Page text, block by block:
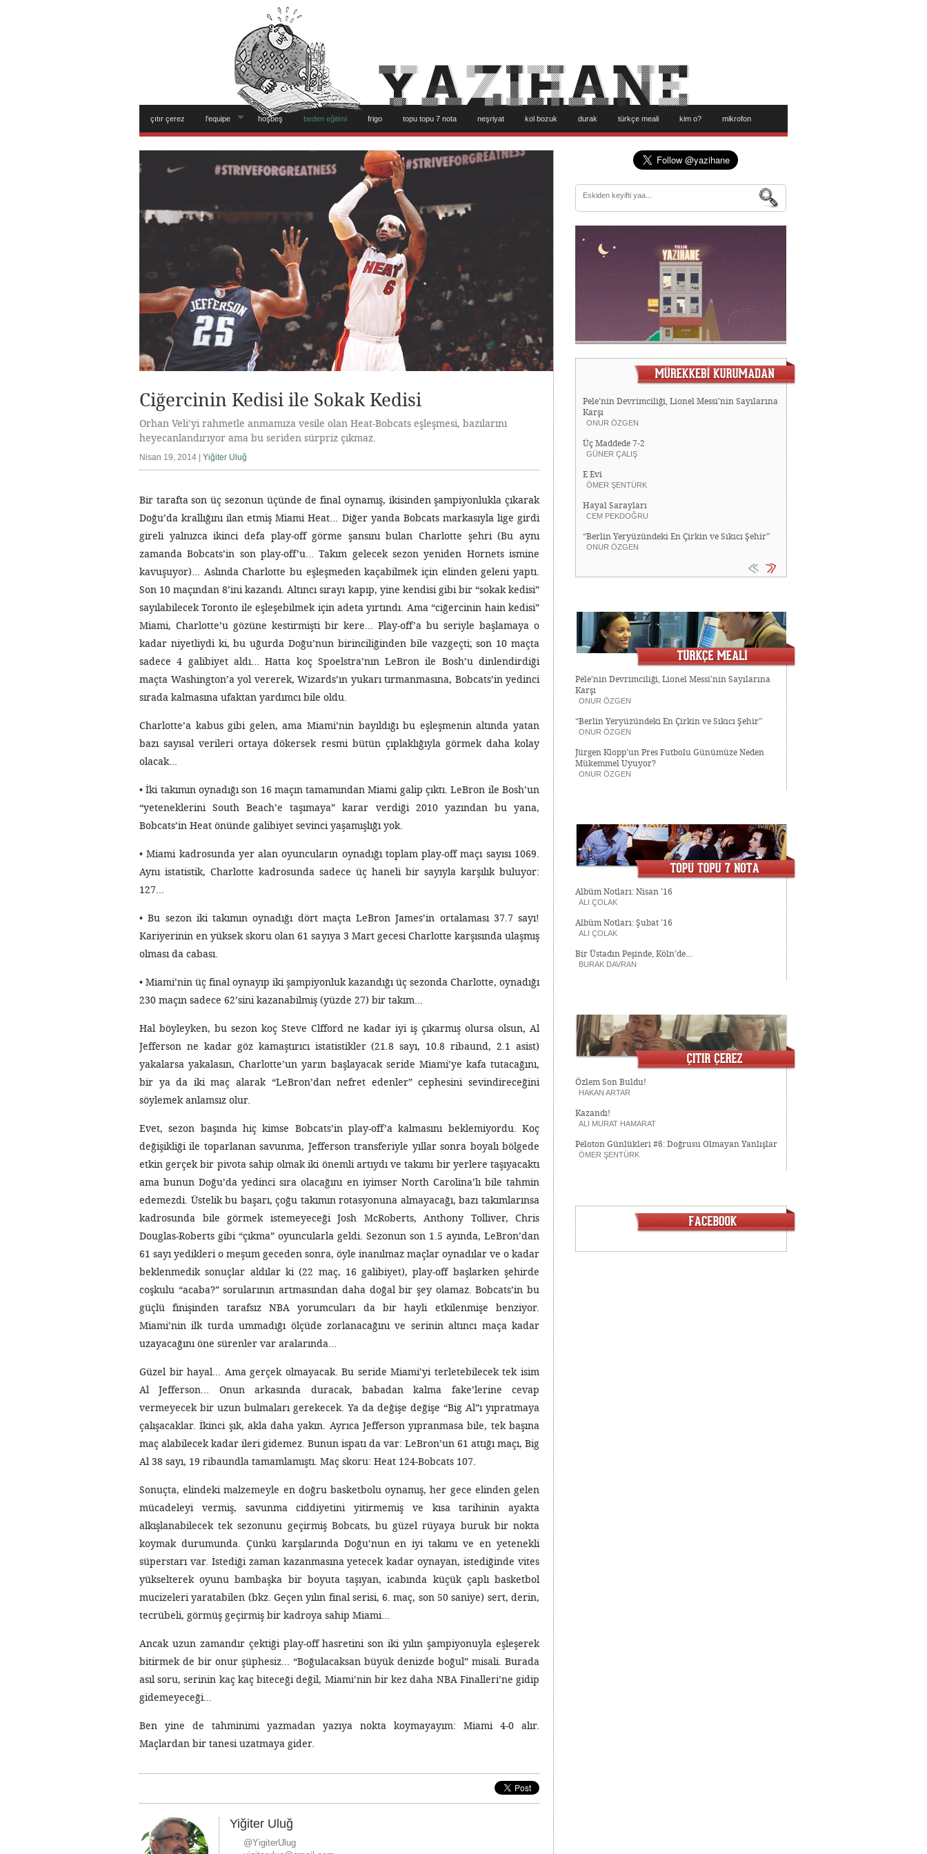
çıtır çerez l’equipe hoşbeş beden eğitimi frigo topu topu 7 nota neşriyat kol bozuk durak türkçe meali kim o? mikrofon
Ciğercinin Kedisi ile Sokak Kedisi
Orhan Veli’yi rahmetle anmamıza vesile olan Heat-Bobcats eşleşmesi, bazılarını
heyecanlandırıyor ama bu seriden sürpriz çıkmaz.
Nisan 19, 2014 | Yiğiter Uluğ
Bir tarafta son üç sezonun üçünde de final oynamış, ikisinden şampiyonlukla çıkarak
Doğu’da krallığını ilan etmiş Miami Heat… Diğer yanda Bobcats markasıyla lige girdi
gireli yalnızca ikinci defa play-off görme şansını bulan Charlotte şehri (Bu aynı
zamanda Bobcats’in son play-off’u… Takım gelecek sezon yeniden Hornets ismine
kavuşuyor)… Aslında Charlotte bu eşleşmeden kaçabilmek için elinden geleni yaptı.
Son 10 maçından 8’ini kazandı. Altıncı sırayı kapıp, yine kendisi gibi bir “sokak kedisi”
sayılabilecek Toronto ile eşleşebilmek için adeta yırtındı. Ama “ciğercinin hain kedisi”
Miami, Charlotte’u gözüne kestirmişti bir kere… Play-off’a bu seriyle başlamaya o
kadar niyetliydi ki, bu uğurda Doğu’nun birinciliğinden bile vazgeçti; son 10 maçta
sadece 4 galibiyet aldı… Hatta koç Spoelstra’nın LeBron ile Bosh’u dinlendirdiği
maçta Washington’a yol vererek, Wizards’ın yukarı tırmanmasına, Bobcats’in yedinci
sırada kalmasına ufaktan yardımcı bile oldu.
Charlotte’a kabus gibi gelen, ama Miami’nin bayıldığı bu eşleşmenin altında yatan
bazı sayısal verileri ortaya dökersek resmi bütün çıplaklığıyla görmek daha kolay
olacak…
• İki takımın oynadığı son 16 maçın tamamından Miami galip çıktı. LeBron ile Bosh’un
“yeteneklerini South Beach’e taşımaya” karar verdiği 2010 yazından bu yana,
Bobcats’in Heat önünde galibiyet sevinci yaşamışlığı yok.
• Miami kadrosunda yer alan oyuncuların oynadığı toplam play-off maçı sayısı 1069.
Aynı istatistik, Charlotte kadrosunda sadece üç haneli bir sayıyla karşılık buluyor:
127…
• Bu sezon iki takımın oynadığı dört maçta LeBron James’in ortalaması 37.7 sayı!
Kariyerinin en yüksek skoru olan 61 sayıya 3 Mart gecesi Charlotte karşısında ulaşmış
olması da cabası.
• Miami’nin üç final oynayıp iki şampiyonluk kazandığı üç sezonda Charlotte, oynadığı
230 maçın sadece 62’sini kazanabilmiş (yüzde 27) bir takım…
Hal böyleyken, bu sezon koç Steve Clfford ne kadar iyi iş çıkarmış olursa olsun, Al
Jefferson ne kadar göz kamaştırıcı istatistikler (21.8 sayı, 10.8 ribaund, 2.1 asist)
yakalarsa yakalasın, Charlotte’un yarın başlayacak seride Miami’ye kafa tutacağını,
bir ya da iki maç alarak “LeBron’dan nefret edenler” cephesini sevindireceğini
söylemek anlamsız olur.
Evet, sezon başında hiç kimse Bobcats’in play-off’a kalmasını beklemiyordu. Koç
değişikliği ile toparlanan savunma, Jefferson transferiyle yıllar sonra boyalı bölgede
etkin gerçek bir pivota sahip olmak iki önemli artıydı ve takımı bir yerlere taşıyacaktı
ama bunun Doğu’da yedinci sıra olacağını en iyimser North Carolina’lı bile tahmin
edemezdi. Üstelik bu başarı, çoğu takımın rotasyonuna almayacağı, bazı takımlarınsa
kadrosunda bile görmek istemeyeceği Josh McRoberts, Anthony Tolliver, Chris
Douglas-Roberts gibi “çıkma” oyuncularla geldi. Sezonun son 1.5 ayında, LeBron’dan
61 sayı yedikleri o meşum geceden sonra, öyle inanılmaz maçlar oynadılar ve o kadar
beklenmedik sonuçlar aldılar ki (22 maç, 16 galibiyet), play-off başlarken şehirde
coşkulu “acaba?” sorularının artmasından daha doğal bir şey olamaz. Bobcats’in bu
güçlü finişinden tarafsız NBA yorumcuları da bir hayli etkilenmişe benziyor.
Miami’nin ilk turda ummadığı ölçüde zorlanacağını ve serinin altıncı maça kadar
uzayacağını öne sürenler var aralarında…
Güzel bir hayal… Ama gerçek olmayacak. Bu seride Miami’yi terletebilecek tek isim
Al Jefferson… Onun arkasında duracak, babadan kalma fake’lerine cevap
vermeyecek bir uzun bulmaları gerekecek. Ya da değişe değişe “Big Al”ı yıpratmaya
çalışacaklar. İkinci şık, akla daha yakın. Ayrıca Jefferson yıpranmasa bile, tek başına
maç alabilecek kadar ileri gidemez. Bunun ispatı da var: LeBron’un 61 attığı maçı, Big
Al 38 sayı, 19 ribaundla tamamlamıştı. Maç skoru: Heat 124-Bobcats 107.
Sonuçta, elindeki malzemeyle en doğru basketbolu oynamış, her gece elinden gelen
mücadeleyi vermiş, savunma ciddiyetini yitirmemiş ve kısa tarihinin ayakta
alkışlanabilecek tek sezonunu geçirmiş Bobcats, bu güzel rüyaya buruk bir nokta
koymak durumunda. Çünkü karşılarında Doğu’nun en iyi takımı ve en yetenekli
süperstarı var. İstediği zaman kazanmasına yetecek kadar oynayan, istediğinde vites
yükselterek oyunu bambaşka bir boyuta taşıyan, icabında küçük çaplı basketbol
mucizeleri yaratabilen (bkz. Geçen yılın final serisi, 6. maç, son 50 saniye) sert, derin,
tecrübeli, görmüş geçirmiş bir kadroya sahip Miami…
Ancak uzun zamandır çektiği play-off hasretini son iki yılın şampiyonuyla eşleşerek
bitirmek de bir onur şüphesiz… “Boğulacaksan büyük denizde boğul” misali. Burada
asıl soru, serinin kaç kaç biteceği değil, Miami’nin bir kez daha NBA Finalleri’ne gidip
gidemeyeceği…
Ben yine de tahminimi yazmadan yazıya nokta koymayayım: Miami 4-0 alır.
Maçlardan bir tanesi uzatmaya gider.
Yiğiter Uluğ
@YigiterUlug
Pele’nin Devrimciliği, Lionel Messi’nin Sayılarına
Karşı
ONUR ÖZGEN
Üç Maddede 7-2
GÜNER ÇALIŞ
E Evi
ÖMER ŞENTÜRK
Hayal Sarayları
CEM PEKDOĞRU
“Berlin Yeryüzündeki En Çirkin ve Sıkıcı Şehir”
ONUR ÖZGEN
Pele’nin Devrimciliği, Lionel Messi’nin Sayılarına
Karşı
ONUR ÖZGEN
“Berlin Yeryüzündeki En Çirkin ve Sıkıcı Şehir”
ONUR ÖZGEN
Jürgen Klopp’un Pres Futbolu Günümüze Neden
Mükemmel Uyuyor?
ONUR ÖZGEN
Albüm Notları: Nisan ’16
ALI ÇOLAK
Albüm Notları: Şubat ’16
ALI ÇOLAK
Bir Üstadın Peşinde, Köln’de…
BURAK DAVRAN
Özlem Son Buldu!
HAKAN ARTAR
Kazandı!
ALI MURAT HAMARAT
Peloton Günlükleri #6: Doğrusu Olmayan Yanlışlar
ÖMER ŞENTÜRK